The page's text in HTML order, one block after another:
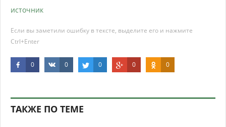
источник
Если вы заметили ошибку в тексте, выделите его и нажмите
Ctrl+Enter
0 0 0 0 0
ТАКЖЕ ПО ТЕМЕ